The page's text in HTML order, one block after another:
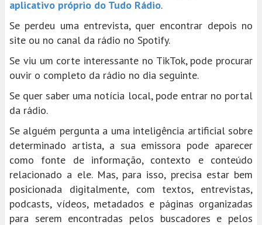
aplicativo próprio do Tudo Rádio.
Se perdeu uma entrevista, quer encontrar depois no
site ou no canal da rádio no Spotify.
Se viu um corte interessante no TikTok, pode procurar
ouvir o completo da rádio no dia seguinte.
Se quer saber uma notícia local, pode entrar no portal
da rádio.
Se alguém pergunta a uma inteligência artificial sobre
determinado artista, a sua emissora pode aparecer
como fonte de informação, contexto e conteúdo
relacionado a ele. Mas, para isso, precisa estar bem
posicionada digitalmente, com textos, entrevistas,
podcasts, vídeos, metadados e páginas organizadas
para serem encontradas pelos buscadores e pelos